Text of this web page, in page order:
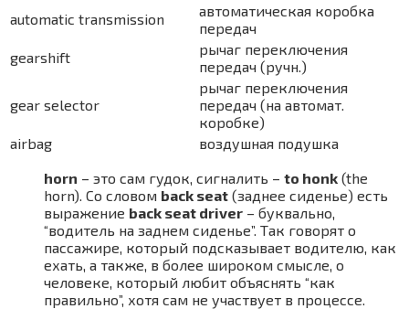
automatic transmission
автоматическая коробка
передач
gearshift
рычаг переключения
передач (ручн.)
gear selector
рычаг переключения
передач (на автомат.
коробке)
airbag
воздушная подушка
horn – это сам гудок, сигналить – to honk (the
horn). Со словом back seat (заднее сиденье) есть
выражение back seat driver – буквально,
“водитель на заднем сиденье”. Так говорят о
пассажире, который подсказывает водителю, как
ехать, а также, в более широком смысле, о
человеке, который любит объяснять “как
правильно”, хотя сам не участвует в процессе.